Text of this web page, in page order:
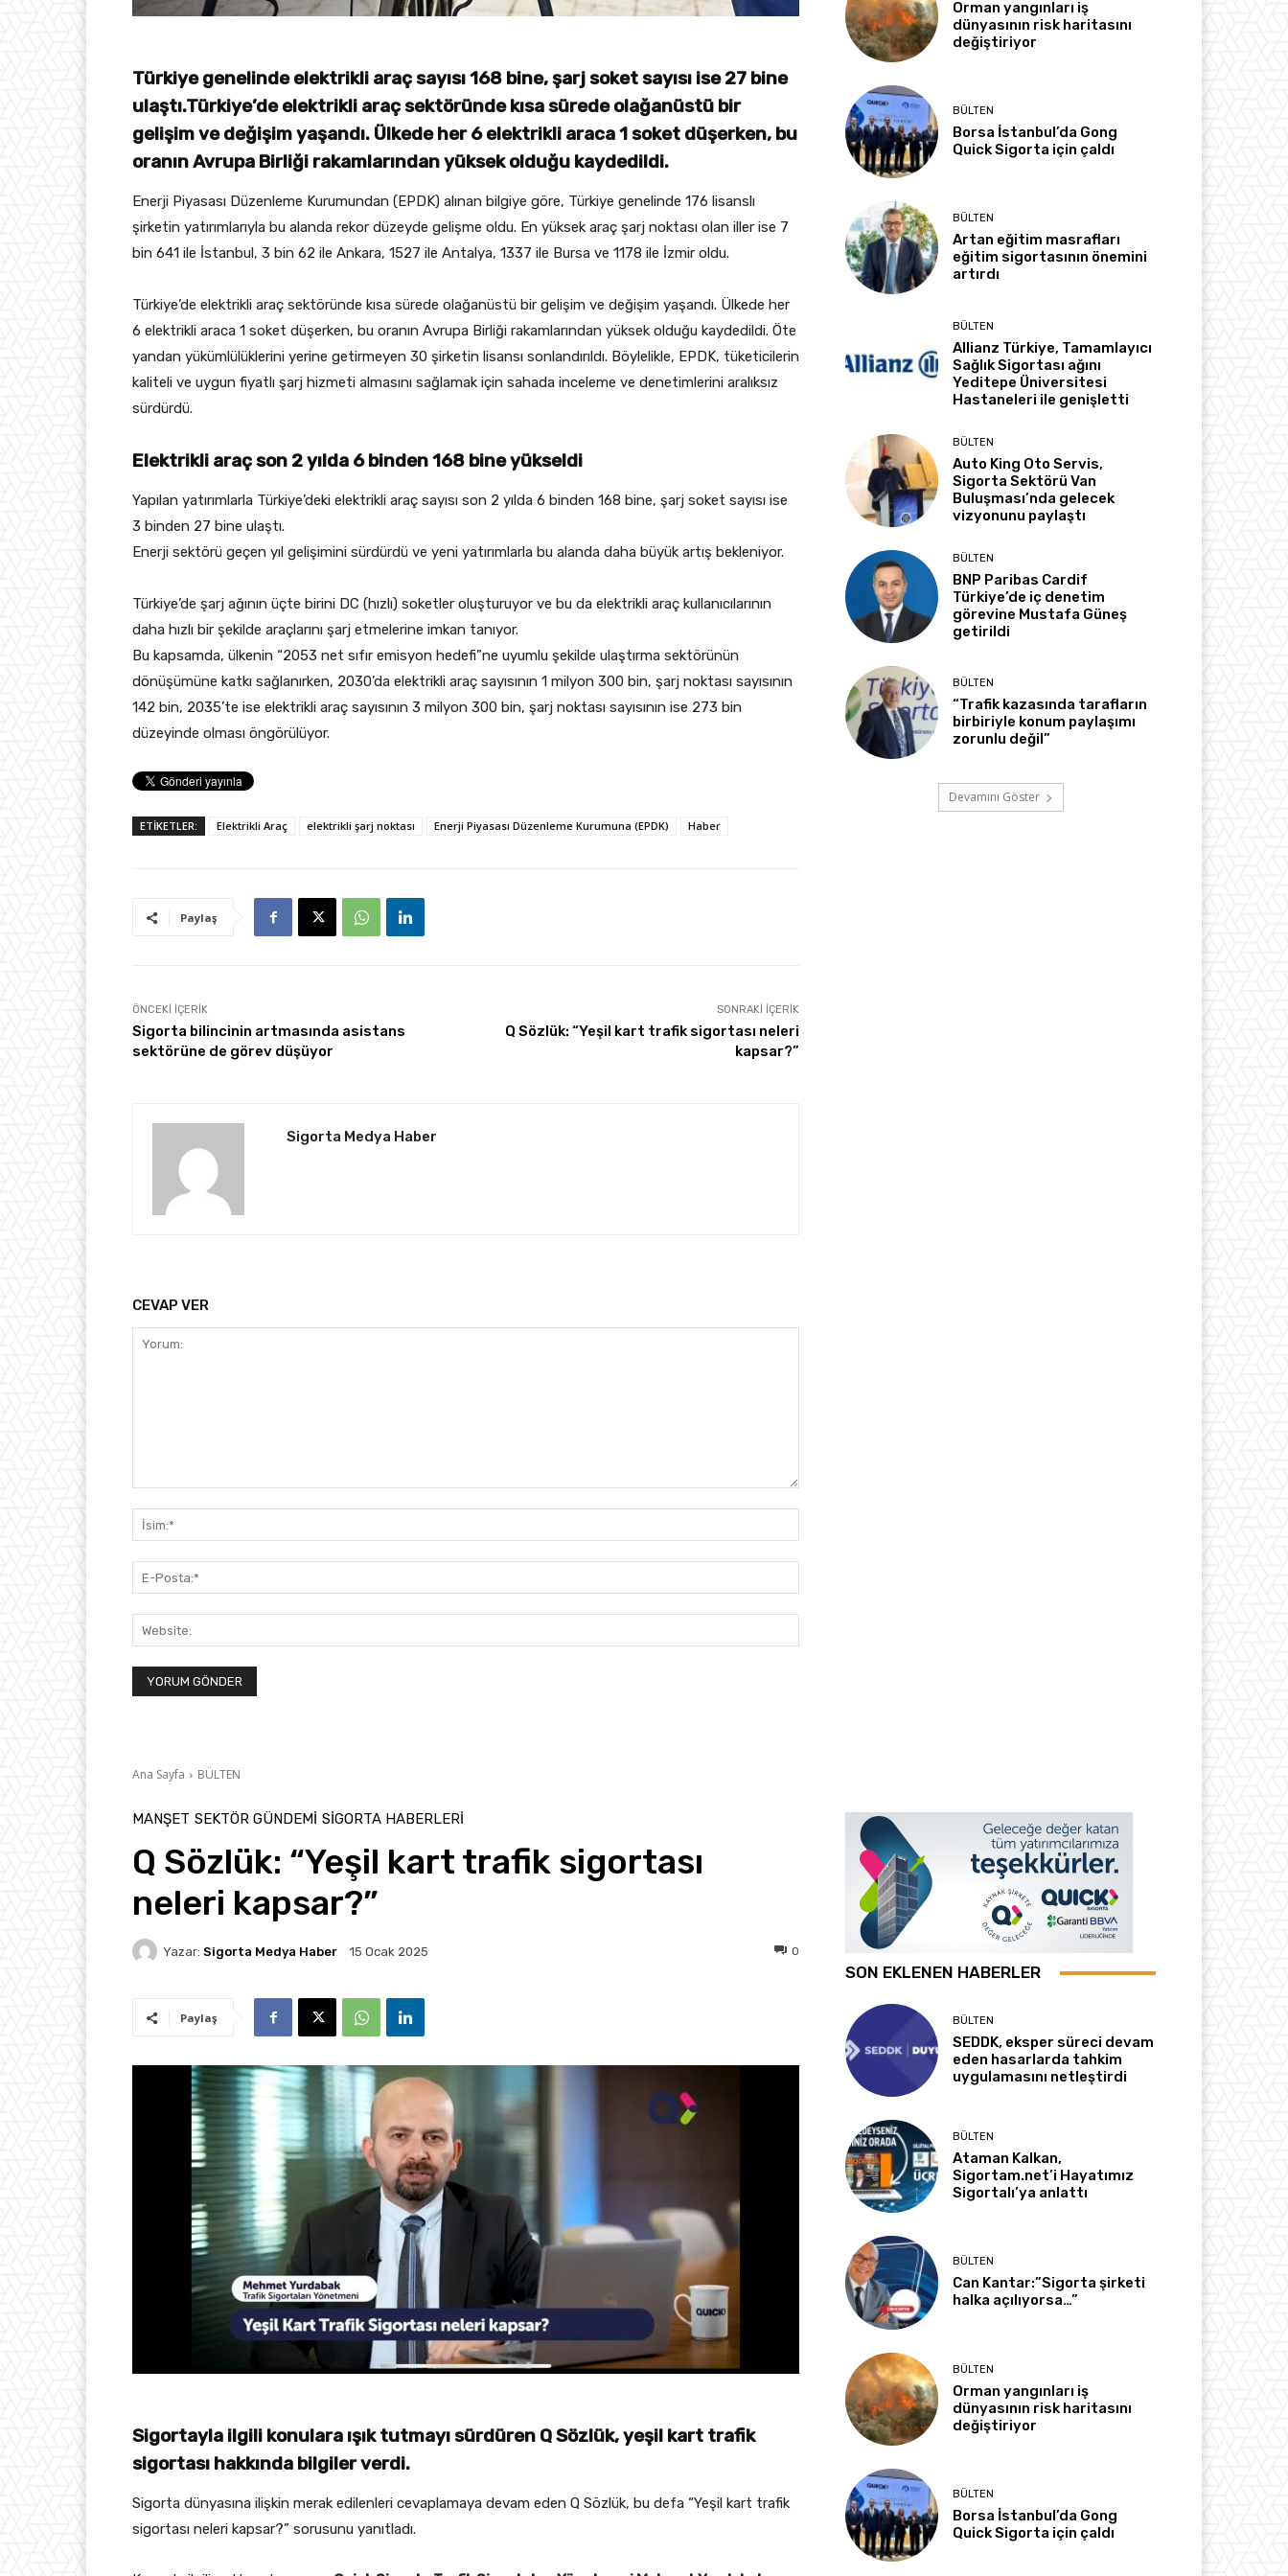
Türkiye genelinde elektrikli araç sayısı 168 bine, şarj soket sayısı ise 27 bine
ulaştı.Türkiye’de elektrikli araç sektöründe kısa sürede olağanüstü bir
gelişim ve değişim yaşandı. Ülkede her 6 elektrikli araca 1 soket düşerken, bu
oranın Avrupa Birliği rakamlarından yüksek olduğu kaydedildi.
Enerji Piyasası Düzenleme Kurumundan (EPDK) alınan bilgiye göre, Türkiye genelinde 176 lisanslı
şirketin yatırımlarıyla bu alanda rekor düzeyde gelişme oldu. En yüksek araç şarj noktası olan iller ise 7
bin 641 ile İstanbul, 3 bin 62 ile Ankara, 1527 ile Antalya, 1337 ile Bursa ve 1178 ile İzmir oldu.
Türkiye’de elektrikli araç sektöründe kısa sürede olağanüstü bir gelişim ve değişim yaşandı. Ülkede her
6 elektrikli araca 1 soket düşerken, bu oranın Avrupa Birliği rakamlarından yüksek olduğu kaydedildi. Öte
yandan yükümlülüklerini yerine getirmeyen 30 şirketin lisansı sonlandırıldı. Böylelikle, EPDK, tüketicilerin
kaliteli ve uygun fiyatlı şarj hizmeti almasını sağlamak için sahada inceleme ve denetimlerini aralıksız
sürdürdü.
Elektrikli araç son 2 yılda 6 binden 168 bine yükseldi
Yapılan yatırımlarla Türkiye’deki elektrikli araç sayısı son 2 yılda 6 binden 168 bine, şarj soket sayısı ise
3 binden 27 bine ulaştı.
Enerji sektörü geçen yıl gelişimini sürdürdü ve yeni yatırımlarla bu alanda daha büyük artış bekleniyor.
Türkiye’de şarj ağının üçte birini DC (hızlı) soketler oluşturuyor ve bu da elektrikli araç kullanıcılarının
daha hızlı bir şekilde araçlarını şarj etmelerine imkan tanıyor.
Bu kapsamda, ülkenin “2053 net sıfır emisyon hedefi”ne uyumlu şekilde ulaştırma sektörünün
dönüşümüne katkı sağlanırken, 2030’da elektrikli araç sayısının 1 milyon 300 bin, şarj noktası sayısının
142 bin, 2035’te ise elektrikli araç sayısının 3 milyon 300 bin, şarj noktası sayısının ise 273 bin
düzeyinde olması öngörülüyor.
ETİKETLER: Elektrikli Araç elektrikli şarj noktası Enerji Piyasası Düzenleme Kurumuna (EPDK) Haber
Paylaş
ÖNCEKI İÇERIK
Sigorta bilincinin artmasında asistans
sektörüne de görev düşüyor
SONRAKI İÇERIK
Q Sözlük: “Yeşil kart trafik sigortası neleri
kapsar?”
Sigorta Medya Haber
CEVAP VER
Posta:*
Orman yangınları iş
dünyasının risk haritasını
değiştiriyor
BÜLTEN
Borsa İstanbul’da Gong
Quick Sigorta için çaldı
BÜLTEN
Artan eğitim masrafları
eğitim sigortasının önemini
artırdı
BÜLTEN
Allianz Türkiye, Tamamlayıcı
Sağlık Sigortası ağını
Yeditepe Üniversitesi
Hastaneleri ile genişletti
BÜLTEN
Auto King Oto Servis,
Sigorta Sektörü Van
Buluşması’nda gelecek
vizyonunu paylaştı
BÜLTEN
BNP Paribas Cardif
Türkiye’de iç denetim
görevine Mustafa Güneş
getirildi
BÜLTEN
“Trafik kazasında tarafların
birbiriyle konum paylaşımı
zorunlu değil”
Devamını Göster